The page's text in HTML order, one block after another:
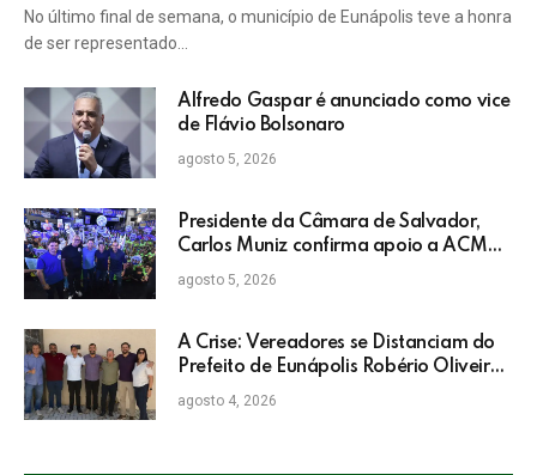
No último final de semana, o município de Eunápolis teve a honra
de ser representado…
Alfredo Gaspar é anunciado como vice
de Flávio Bolsonaro
agosto 5, 2026
Presidente da Câmara de Salvador,
Carlos Muniz confirma apoio a ACM
Neto: “Irei lutar voto a voto na sua
campanha”
agosto 5, 2026
A Crise: Vereadores se Distanciam do
Prefeito de Eunápolis Robério Oliveira
nas Eleições
agosto 4, 2026